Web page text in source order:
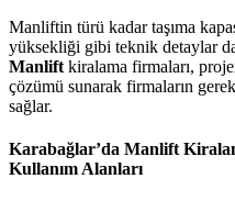
Manliftin türü kadar taşıma
yüksekliği gibi teknik detaylar
Manlift kiralama firmaları,
çözümü sunarak firmaların
sağlar.
Karabağlar’da Manlift
Kullanım Alanları